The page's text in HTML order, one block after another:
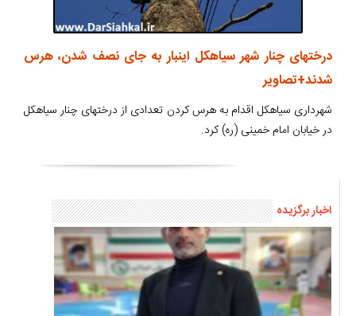
درختهای چنار شهر سیاهکل اینبار به جای نصف شدن، هرس
شدند+تصاویر
شهرداری سیاهکل اقدام به هرس کردن تعدادی از درختهای چنار سیاهکل
در خیابان امام خمینی (ره) کرد.
اخبار برگزیده